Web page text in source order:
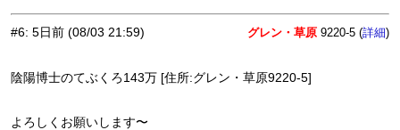
#6: 5日前 (08/03 21:59) グレン・草原 9220-5 (詳細)
陰陽博士のてぶくろ143万 [住所:グレン・草原9220-5]
よろしくお願いします〜